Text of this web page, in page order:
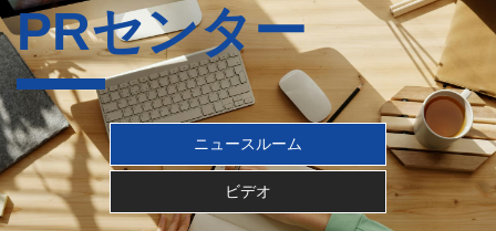
PRセンター
ニュースルーム
ビデオ